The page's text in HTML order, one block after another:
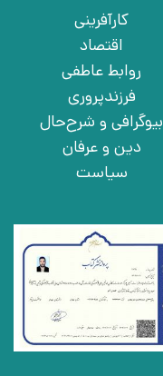
کارآفرینی
اقتصاد
روابط عاطفی
فرزندپروری
بیوگرافی و شرح‌حال
دین و عرفان
سیاست